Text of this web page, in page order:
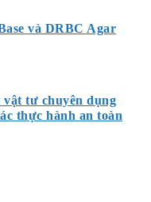
và DRBC Agar
vật tư chuyên dụng
thực hành an toàn